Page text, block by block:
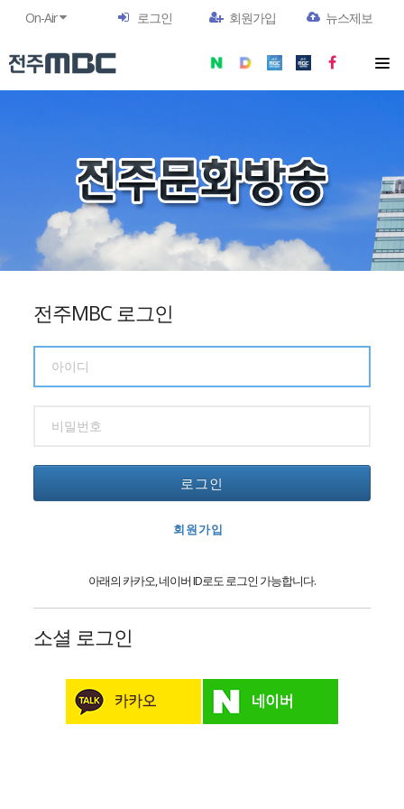
On-Air 로그인 회원가입 뉴스제보
전주MBC 로그인
로그인
회원가입
아래의 카카오, 네이버 ID로도 로그인 가능합니다.
소셜 로그인